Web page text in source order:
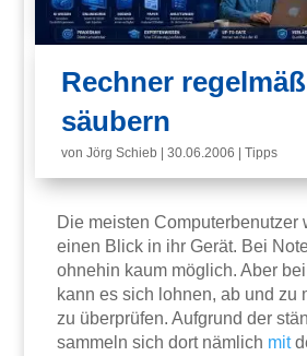
Rechner
säubern
vonJörg Schieb |30.06.2006 |Tipps
Die meisten Computerbenutzer
einen Blick in ihr Gerät. Bei
ohnehin kaum möglich. Aber
kann es sich lohnen, ab und zu
zu überprüfen. Aufgrund der
sammeln sich dort nämlich mit